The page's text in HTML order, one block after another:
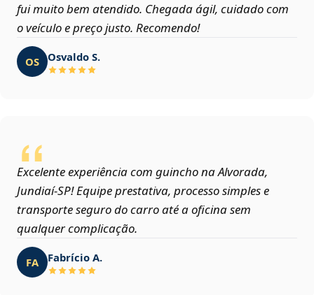
fui muito bem atendido. Chegada ágil, cuidado com
o veículo e preço justo. Recomendo!
OS Osvaldo S.
Excelente experiência com guincho na Alvorada,
Jundiaí‑SP! Equipe prestativa, processo simples e
transporte seguro do carro até a oficina sem
qualquer complicação.
FA Fabrício A.